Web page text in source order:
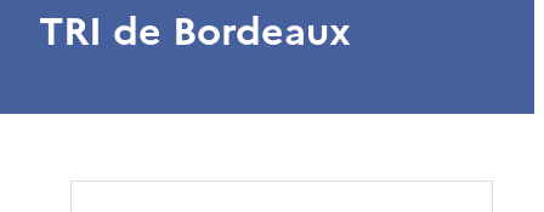
TRI de Bordeaux